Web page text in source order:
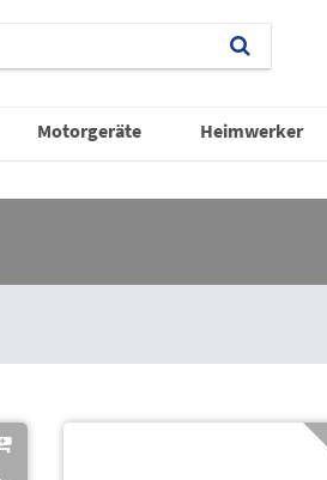
Motorgeräte Heimwerker